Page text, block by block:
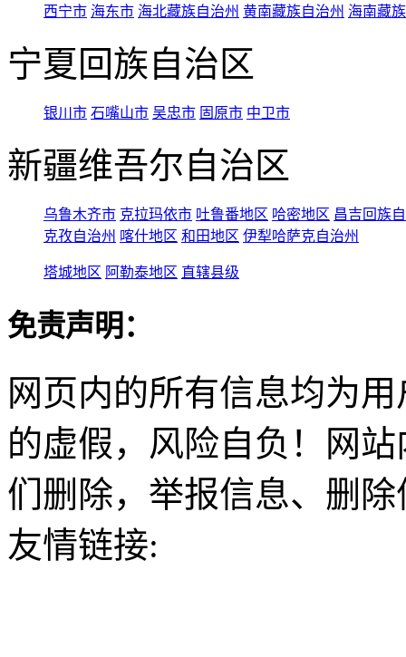
西宁市 海东市 海北藏族自治州 黄南藏族自治州 海南藏
宁夏回族自治区
银川市 石嘴山市 吴忠市 固原市 中卫市
新疆维吾尔自治区
乌鲁木齐市 克拉玛依市 吐鲁番地区 哈密地区 昌吉回族
克孜自治州 喀什地区 和田地区 伊犁哈萨克自治州
塔城地区 阿勒泰地区 直辖县级
免责声明：
网页内的所有信息均为
的虚假，风险自负！网
们删除，举报信息、删
友情链接: